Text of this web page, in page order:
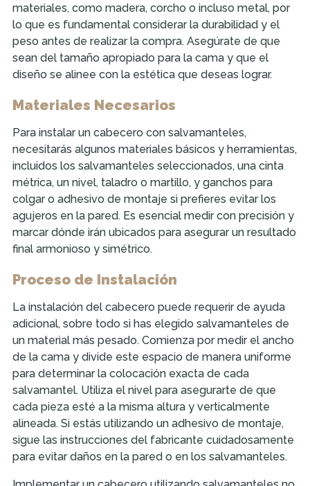
materiales, como madera, corcho o incluso metal, por
lo que es fundamental considerar la durabilidad y el
peso antes de realizar la compra. Asegúrate de que
sean del tamaño apropiado para la cama y que el
diseño se alinee con la estética que deseas lograr.
Materiales Necesarios
Para instalar un cabecero con salvamanteles,
necesitarás algunos materiales básicos y herramientas,
incluidos los salvamanteles seleccionados, una cinta
métrica, un nivel, taladro o martillo, y ganchos para
colgar o adhesivo de montaje si prefieres evitar los
agujeros en la pared. Es esencial medir con precisión y
marcar dónde irán ubicados para asegurar un resultado
final armonioso y simétrico.
Proceso de Instalación
La instalación del cabecero puede requerir de ayuda
adicional, sobre todo si has elegido salvamanteles de
un material más pesado. Comienza por medir el ancho
de la cama y divide este espacio de manera uniforme
para determinar la colocación exacta de cada
salvamantel. Utiliza el nivel para asegurarte de que
cada pieza esté a la misma altura y verticalmente
alineada. Si estás utilizando un adhesivo de montaje,
sigue las instrucciones del fabricante cuidadosamente
para evitar daños en la pared o en los salvamanteles.